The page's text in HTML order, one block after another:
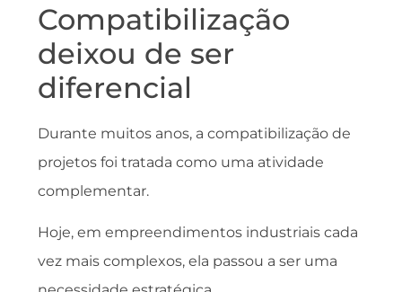
Compatibilização
deixou de ser
diferencial
Durante muitos anos, a compatibilização de
projetos foi tratada como uma atividade
complementar.
Hoje, em empreendimentos industriais cada
vez mais complexos, ela passou a ser uma